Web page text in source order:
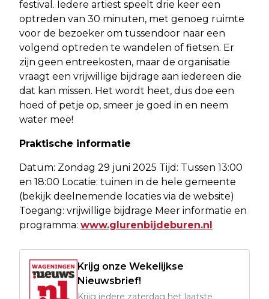
festival. Iedere artiest speelt drie keer een
optreden van 30 minuten, met genoeg ruimte
voor de bezoeker om tussendoor naar een
volgend optreden te wandelen of fietsen. Er
zijn geen entreekosten, maar de organisatie
vraagt een vrijwillige bijdrage aan iedereen die
dat kan missen. Het wordt heet, dus doe een
hoed of petje op, smeer je goed in en neem
water mee!
Praktische informatie
Datum: Zondag 29 juni 2025 Tijd: Tussen 13:00
en 18:00 Locatie: tuinen in de hele gemeente
(bekijk deelnemende locaties via de website)
Toegang: vrijwillige bijdrage Meer informatie en
programma: www.glurenbijdeburen.nl
Krijg onze Wekelijkse
Nieuwsbrief!
Krijg iedere zaterdag het laatste